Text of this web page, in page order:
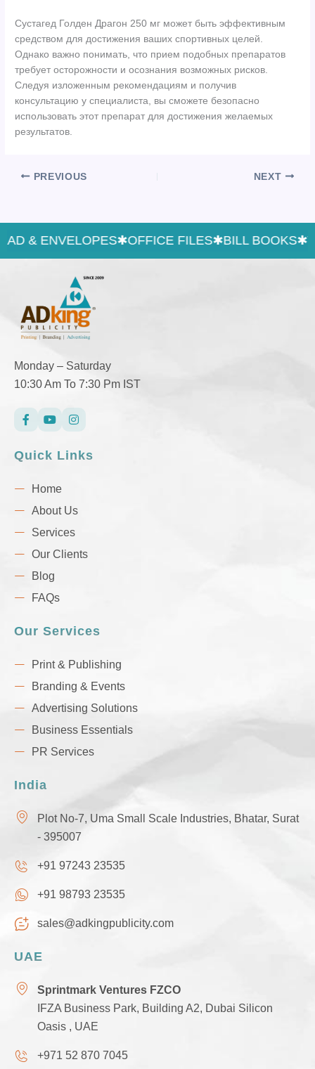
Сустагед Голден Драгон 250 мг может быть эффективным
средством для достижения ваших спортивных целей.
Однако важно понимать, что прием подобных препаратов
требует осторожности и осознания возможных рисков.
Следуя изложенным рекомендациям и получив
консультацию у специалиста, вы сможете безопасно
использовать этот препарат для достижения желаемых
результатов.
PREVIOUS NEXT
& ENVELOPES✱OFFICE FILES✱BILL BOOKS✱
Monday – Saturday
10:30 Am To 7:30 Pm IST
Quick Links
Home
About Us
Services
Our Clients
Blog
FAQs
Our Services
Print & Publishing
Branding & Events
Advertising Solutions
Business Essentials
PR Services
India
Plot No-7, Uma Small Scale Industries, Bhatar, Surat
- 395007
+91 97243 23535
+91 98793 23535
sales@adkingpublicity.com
UAE
Sprintmark Ventures FZCO
IFZA Business Park, Building A2, Dubai Silicon
Oasis , UAE
+971 52 870 7045